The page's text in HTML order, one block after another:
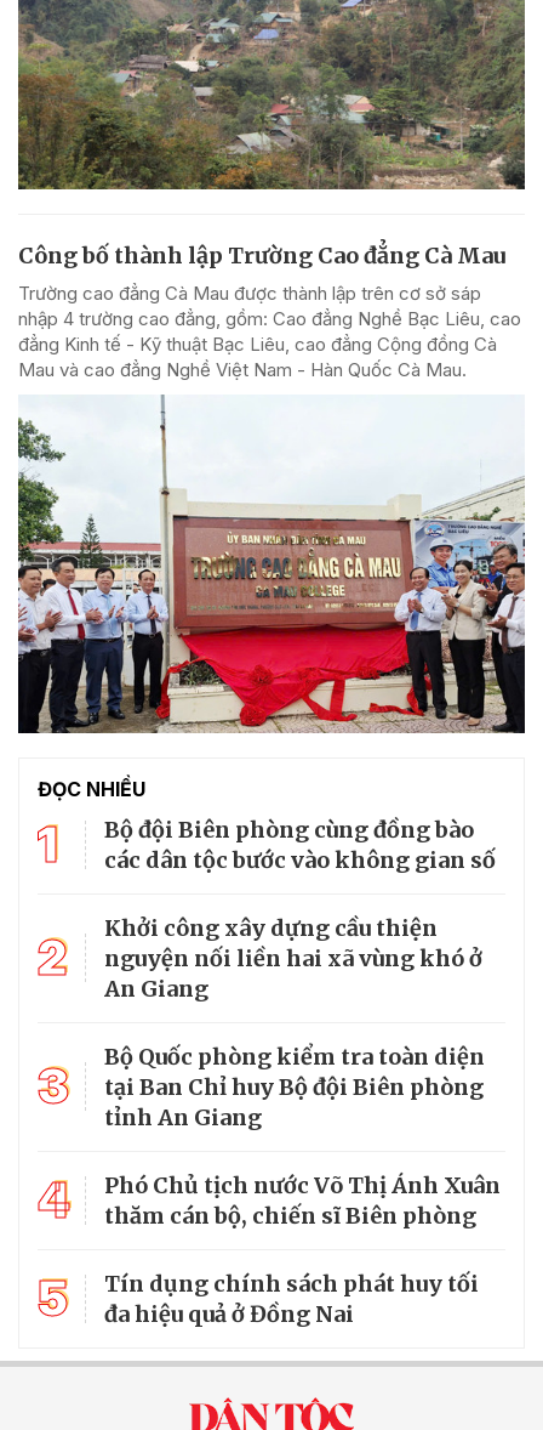
Công bố thành lập Trường Cao đẳng Cà Mau
Trường cao đẳng Cà Mau được thành lập trên cơ sở sáp
nhập 4 trường cao đẳng, gồm: Cao đẳng Nghề Bạc Liêu, cao
đẳng Kinh tế - Kỹ thuật Bạc Liêu, cao đẳng Cộng đồng Cà
Mau và cao đẳng Nghề Việt Nam - Hàn Quốc Cà Mau.
ĐỌC NHIỀU
1
Bộ đội Biên phòng cùng đồng bào
các dân tộc bước vào không gian số
2
Khởi công xây dựng cầu thiện
nguyện nối liền hai xã vùng khó ở
An Giang
3
Bộ Quốc phòng kiểm tra toàn diện
tại Ban Chỉ huy Bộ đội Biên phòng
tỉnh An Giang
4
Phó Chủ tịch nước Võ Thị Ánh Xuân
thăm cán bộ, chiến sĩ Biên phòng
5
Tín dụng chính sách phát huy tối
đa hiệu quả ở Đồng Nai